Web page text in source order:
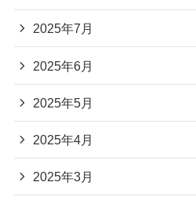
2025年7月
2025年6月
2025年5月
2025年4月
2025年3月